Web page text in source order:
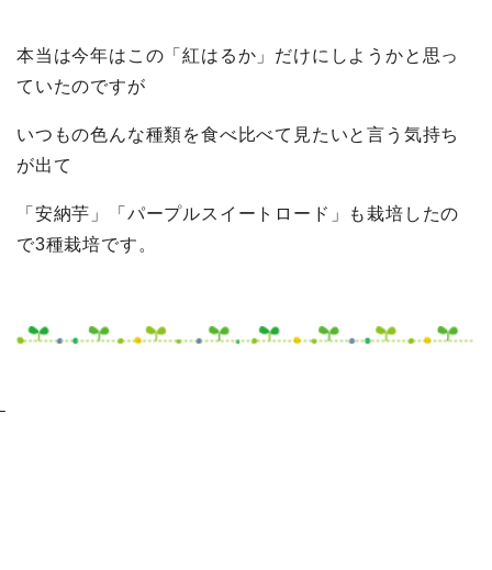
本当は今年はこの「紅はるか」だけにしようかと思っ
ていたのですが
いつもの色んな種類を食べ比べて見たいと言う気持ち
が出て
「安納芋」「パープルスイートロード」も栽培したの
で3種栽培です。